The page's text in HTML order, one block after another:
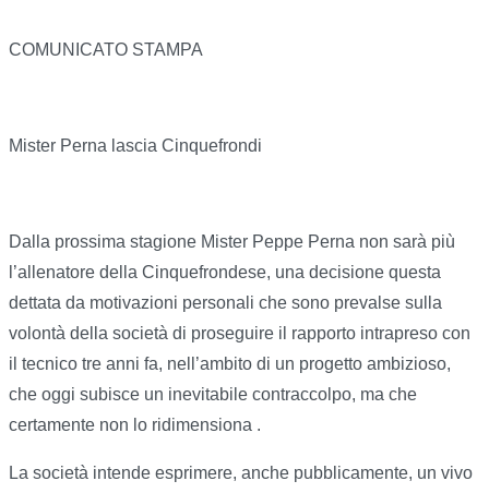
COMUNICATO STAMPA
Mister Perna lascia Cinquefrondi
Dalla prossima stagione Mister Peppe Perna non sarà più
l’allenatore della Cinquefrondese, una decisione questa
dettata da motivazioni personali che sono prevalse sulla
volontà della società di proseguire il rapporto intrapreso con
il tecnico tre anni fa, nell’ambito di un progetto ambizioso,
che oggi subisce un inevitabile contraccolpo, ma che
certamente non lo ridimensiona .
La società intende esprimere, anche pubblicamente, un vivo